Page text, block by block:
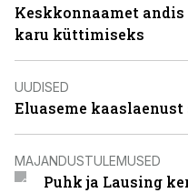
Keskkonnaamet
karu küttimiseks
UUDISED
Eluaseme kaaslaenust
MAJANDUSTULEMUSED
Puhk ja Lausing